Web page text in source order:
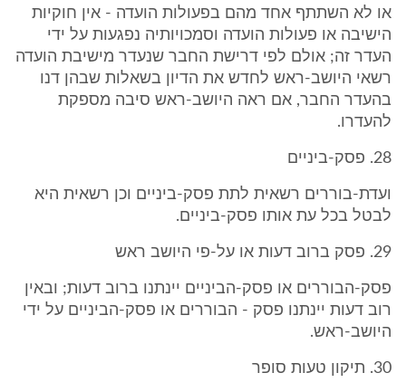
או לא השתתף אחד מהם בפעולות הועדה - אין חוקיות
הישיבה או פעולות הועדה וסמכויותיה נפגעות על ידי
העדר זה; אולם לפי דרישת החבר שנעדר מישיבת הועדה
רשאי היושב-ראש לחדש את הדיון בשאלות שבהן דנו
בהעדר החבר, אם ראה היושב-ראש סיבה מספקת
להעדרו.
28. פסק-ביניים
ועדת-בוררים רשאית לתת פסק-ביניים וכן רשאית היא
לבטל בכל עת אותו פסק-ביניים.
29. פסק ברוב דעות או על-פי היושב ראש
פסק-הבוררים או פסק-הביניים יינתנו ברוב דעות; ובאין
רוב דעות יינתנו פסק - הבוררים או פסק-הביניים על ידי
היושב-ראש.
30. תיקון טעות סופר